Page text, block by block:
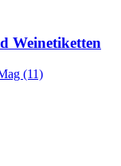
Weinetiketten